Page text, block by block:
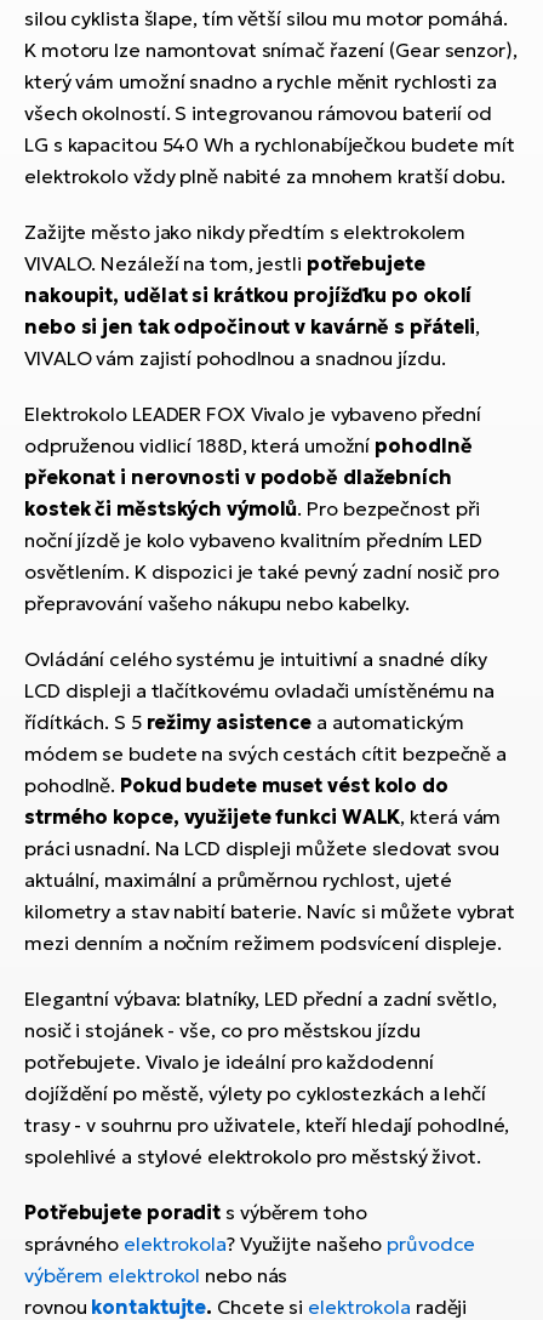
silou cyklista šlape, tím větší silou mu motor pomáhá.
K motoru lze namontovat snímač řazení (Gear senzor),
který vám umožní snadno a rychle měnit rychlosti za
všech okolností. S integrovanou rámovou baterií od
LG s kapacitou 540 Wh a rychlonabíječkou budete mít
elektrokolo vždy plně nabité za mnohem kratší dobu.
Zažijte město jako nikdy předtím s elektrokolem
VIVALO. Nezáleží na tom, jestli potřebujete
nakoupit, udělat si krátkou projížďku po okolí
nebo si jen tak odpočinout v kavárně s přáteli,
VIVALO vám zajistí pohodlnou a snadnou jízdu.
Elektrokolo LEADER FOX Vivalo je vybaveno přední
odpruženou vidlicí 188D, která umožní pohodlně
překonat i nerovnosti v podobě dlažebních
kostek či městských výmolů. Pro bezpečnost při
noční jízdě je kolo vybaveno kvalitním předním LED
osvětlením. K dispozici je také pevný zadní nosič pro
přepravování vašeho nákupu nebo kabelky.
Ovládání celého systému je intuitivní a snadné díky
LCD displeji a tlačítkovému ovladači umístěnému na
řídítkách. S 5 režimy asistencea automatickým
módem se budete na svých cestách cítit bezpečně a
pohodlně. Pokud budete muset vést kolo do
strmého kopce, využijete funkci WALK, která vám
práci usnadní. Na LCD displeji můžete sledovat svou
aktuální, maximální a průměrnou rychlost, ujeté
kilometry a stav nabití baterie. Navíc si můžete vybrat
mezi denním a nočním režimem podsvícení displeje.
Elegantní výbava: blatníky, LED přední a zadní světlo,
nosič i stojánek - vše, co pro městskou jízdu
potřebujete. Vivalo je ideální pro každodenní
dojíždění po městě, výlety po cyklostezkách a lehčí
trasy - v souhrnu pro uživatele, kteří hledají pohodlné,
spolehlivé a stylové elektrokolo pro městský život.
Potřebujete poradit s výběrem toho
správného elektrokola? Využijte našeho průvodce
výběrem elektrokol nebo nás
rovnou kontaktujte. Chcete si elektrokola raději